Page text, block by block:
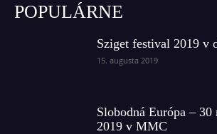
POPULÁRNE
Sziget festival 2019 v
15. augusta 2019
Slobodná Európa –
2019 v MMC